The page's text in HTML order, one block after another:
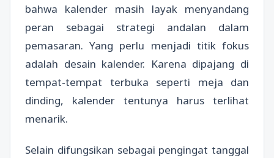
bahwa kalender masih layak menyandang
peran sebagai strategi andalan dalam
pemasaran. Yang perlu menjadi titik fokus
adalah desain kalender. Karena dipajang di
tempat-tempat terbuka seperti meja dan
dinding, kalender tentunya harus terlihat
menarik.
Selain difungsikan sebagai pengingat tanggal